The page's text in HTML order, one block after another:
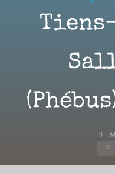
Aire(s)
Libre(s)
L’ENVIE
9